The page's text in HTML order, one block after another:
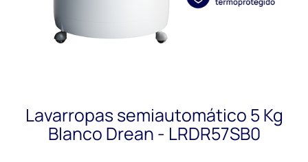
Lavarropas semiautomático 5 Kg
Blanco Drean - LRDR57SB0